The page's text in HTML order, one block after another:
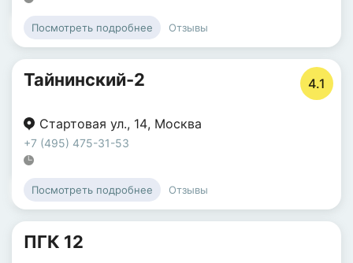
Посмотреть подробнее Отзывы
Тайнинский-2 4.1
Стартовая ул., 14, Москва
+7 (495) 475-31-53
Посмотреть подробнее Отзывы
ПГК 12